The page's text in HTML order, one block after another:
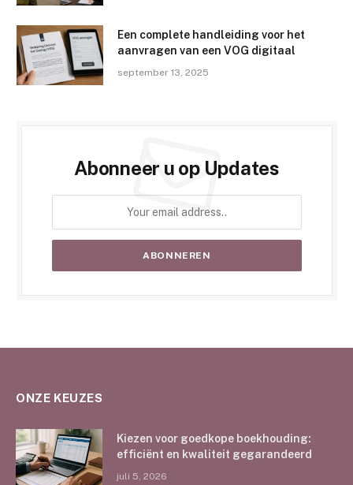
Een complete handleiding voor het
aanvragen van een VOG digitaal
september 13, 2025
Abonneer u op Updates
ONZE KEUZES
Kiezen voor goedkope boekhouding:
efficiënt en kwaliteit gegarandeerd
juli 5, 2026